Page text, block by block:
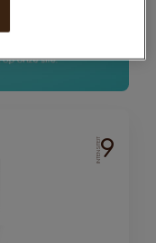
INTENSITEIT9